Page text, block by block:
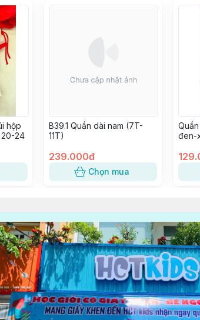
hộp
20-24
B39.1 Quần dài nam (7T-
11T)
239.000đ
Chọn mua
đen-